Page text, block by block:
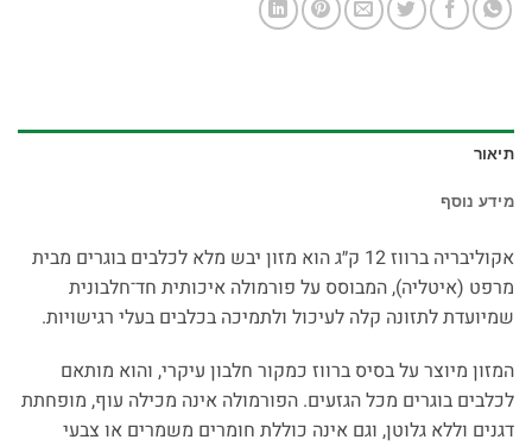
תיאור
מידע נוסף
אקוליבריה ברווז 12 ק״ג הוא מזון יבש מלא לכלבים בוגרים מבית
מרפט (איטליה), המבוסס על פורמולה איכותית חד־חלבונית
שמיועדת לתזונה קלה לעיכול ולתמיכה בכלבים בעלי רגישויות.
המזון מיוצר על בסיס ברווז כמקור חלבון עיקרי, והוא מותאם
לכלבים בוגרים מכל הגזעים. הפורמולה אינה מכילה עוף, מופחתת
דגנים וללא גלוטן, וגם אינה כוללת חומרים משמרים או צבעי